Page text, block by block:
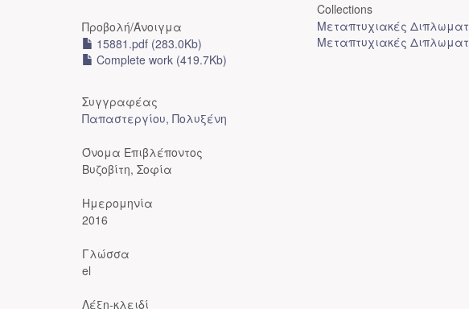
Προβολή/Άνοιγμα
15881.pdf (283.0Kb)
Complete work (419.7Kb)
Συγγραφέας
Παπαστεργίου, Πολυξένη
Όνομα Επιβλέποντος
Βυζοβίτη, Σοφία
Ημερομηνία
2016
Γλώσσα
el
Λέξη-κλειδί
Collections
Μεταπτυχιακές
Μεταπτυχιακές